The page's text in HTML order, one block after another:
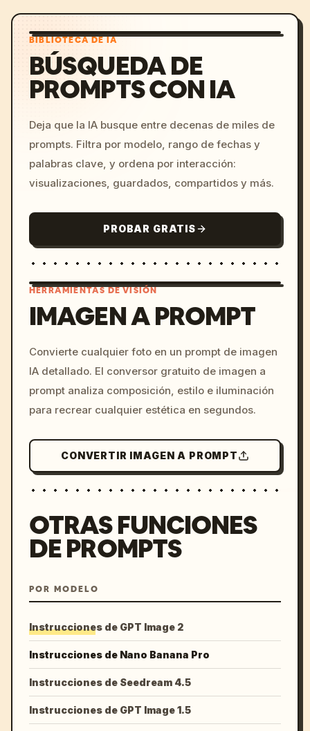
BIBLIOTECA DE IA
BÚSQUEDA DE
PROMPTS CON IA
Deja que la IA busque entre decenas de miles de
prompts. Filtra por modelo, rango de fechas y
palabras clave, y ordena por interacción:
visualizaciones, guardados, compartidos y más.
PROBAR GRATIS
c, cyberpunk sunset, neon
colors, 8k --v 6.0
HERRAMIENTAS DE VISIÓN
IMAGEN A PROMPT
Convierte cualquier foto en un prompt de imagen
IA detallado. El conversor gratuito de imagen a
prompt analiza composición, estilo e iluminación
para recrear cualquier estética en segundos.
CONVERTIR IMAGEN A PROMPT
OTRAS FUNCIONES
DE PROMPTS
POR MODELO
Instrucciones de GPT Image 2
Instrucciones de Nano Banana Pro
Instrucciones de Seedream 4.5
Instrucciones de GPT Image 1.5